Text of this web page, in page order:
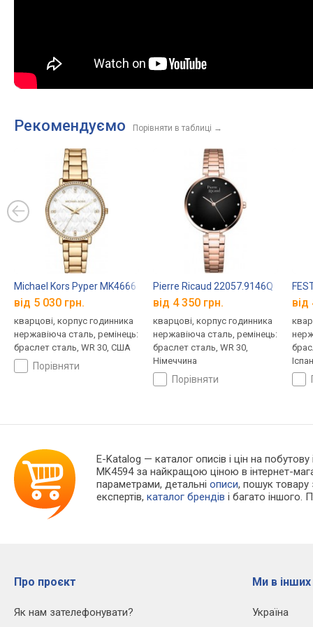
Рекомендуємо Порівняти в таблиці →
Michael Kors Pyper MK4666
від 5 030 грн.
кварцові, корпус годинника
нержавіюча сталь, ремінець:
браслет сталь, WR 30, США
порівняти
Pierre Ricaud 22057.9146Q
від 4 350 грн.
кварцові, корпус годинника
нержавіюча сталь, ремінець:
браслет сталь, WR 30,
Німеччина
порівняти
від
E-Katalog — каталог описів і цін на
MK4594 за найкращою ціною в інтернет-
параметрами, детальніописи, пошук
експертів,каталог брендів і багато іншого.
Про проєкт
Як нам зателефонувати?
Ми в інших
Україна